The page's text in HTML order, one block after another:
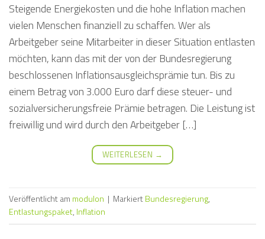
Steigende Energiekosten und die hohe Inflation machen
vielen Menschen finanziell zu schaffen. Wer als
Arbeitgeber seine Mitarbeiter in dieser Situation entlasten
möchten, kann das mit der von der Bundesregierung
beschlossenen Inflationsausgleichsprämie tun. Bis zu
einem Betrag von 3.000 Euro darf diese steuer- und
sozialversicherungsfreie Prämie betragen. Die Leistung ist
freiwillig und wird durch den Arbeitgeber […]
WEITERLESEN →
Veröffentlicht am modulon | MarkiertBundesregierung,
Entlastungspaket, Inflation